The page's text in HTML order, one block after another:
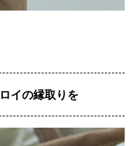
イの縁取りを